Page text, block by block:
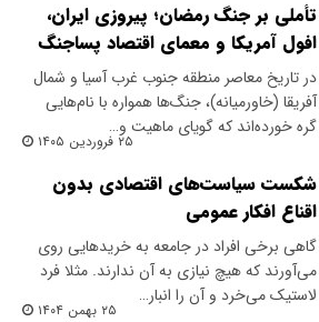
تأملی بر جنگ رمضان؛ پیروزی ایران،
افول آمریکا و معمای اقتصاد پساجنگ
در تاریخ معاصر منطقه جنوب غرب آسیا و شمال
آفریقا (خاورمیانه)، جنگ‌ها همواره با نام‌هایی
گره خورده‌اند که گویای ماهیت و…
۲۵ فروردین ۱۴۰۵
شکست سیاست‌های اقتصادی بدون
اقناع افکار عمومی
گاهی برخی افراد در جامعه به خریدهایی روی
می‌آورند که هیچ نیازی به آن ندارند. مثلا فرد
لاستیک می‌خرد و آن را انبار…
۲۵ بهمن ۱۴۰۴